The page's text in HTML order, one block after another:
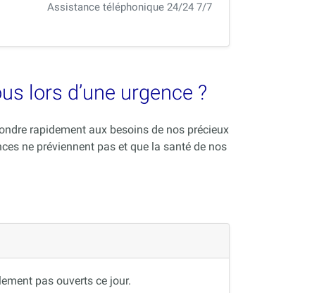
Assistance téléphonique 24/24 7/7
lors d’une urgence ?
rapidement aux besoins de nos précieux
ne préviennent pas et que la santé de nos
pas ouverts ce jour.